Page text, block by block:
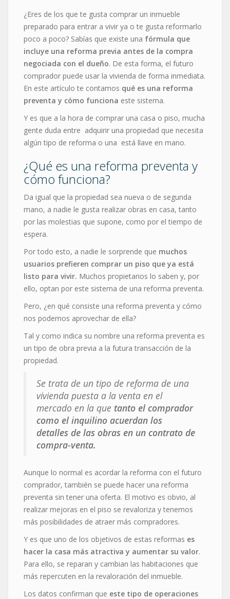
¿Eres de los que te gusta comprar un inmueble
preparado para entrar a vivir ya o te gusta reformarlo
poco a poco? Sabías que existe una fórmula que
incluye una reforma previa antes de la compra
negociada con el dueño. De esta forma, el futuro
comprador puede usar la vivienda de forma inmediata.
En este artículo te contamos qué es una reforma
preventa y cómo funciona este sistema.
Y es que a la hora de comprar una casa o piso, mucha
gente duda entre adquirir una propiedad que necesita
algún tipo de reforma o una está llave en mano.
¿Qué es una reforma preventa y
cómo funciona?
Da igual que la propiedad sea nueva o de segunda
mano, a nadie le gusta realizar obras en casa, tanto
por las molestias que supone, como por el tiempo de
espera.
Por todo esto, a nadie le sorprende que muchos
usuarios prefieren comprar un piso que ya está
listo para vivir. Muchos propietarios lo saben y, por
ello, optan por este sistema de una reforma preventa.
Pero, ¿en qué consiste una reforma preventa y cómo
nos podemos aprovechar de ella?
Tal y como indica su nombre una reforma preventa es
un tipo de obra previa a la futura transacción de la
propiedad.
Se trata de un tipo de reforma de una
vivienda puesta a la venta en el
mercado en la que tanto el comprador
como el inquilino acuerdan los
detalles de las obras en un contrato de
compra-venta.
Aunque lo normal es acordar la reforma con el futuro
comprador, también se puede hacer una reforma
preventa sin tener una oferta. El motivo es obvio, al
realizar mejoras en el piso se revaloriza y tenemos
más posibilidades de atraer más compradores.
Y es que uno de los objetivos de estas reformas es
hacer la casa más atractiva y aumentar su valor.
Para ello, se reparan y cambian las habitaciones que
más repercuten en la revaloración del inmueble.
Los datos confirman que este tipo de operaciones